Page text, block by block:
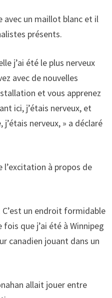
avec un maillot blanc et il
présents.
j’ai été le plus nerveux
avec de nouvelles
et vous apprenez
ici, j’étais nerveux, et
nerveux, » a déclaré
l’excitation à propos de
C’est un endroit formidable
fois que j’ai été à Winnipeg
canadien jouant dans un
allait jouer entre